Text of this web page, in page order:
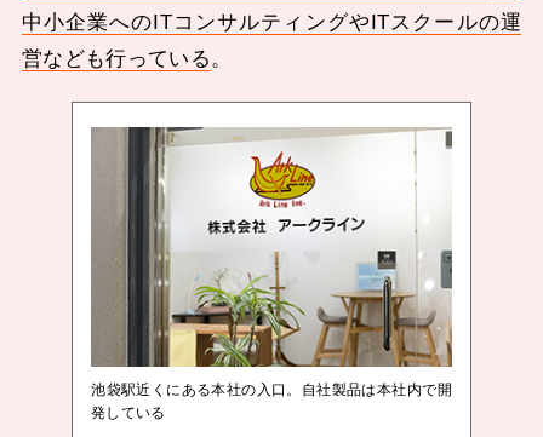
中小企業へのITコンサルティングやITスクールの運
営なども行っている。
池袋駅近くにある本社の入口。自社製品は本社内で開
発している